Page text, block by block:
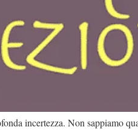
incertezza. Non sappiamo